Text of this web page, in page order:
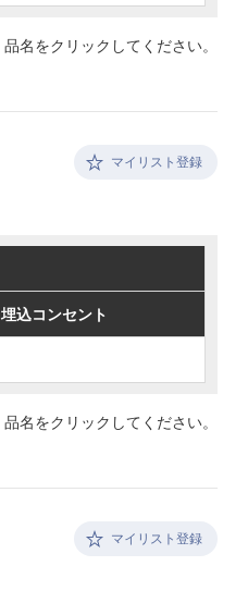
品名をクリックしてください。
マイリスト登録
埋込コンセント
埋込コンセント
品名をクリックしてください。
マイリスト登録